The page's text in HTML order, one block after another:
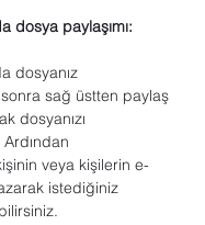
dosya paylaşımı:
dosyanız
sağ üstten paylaş
dosyanızı
veya kişilerin e-
istediğiniz